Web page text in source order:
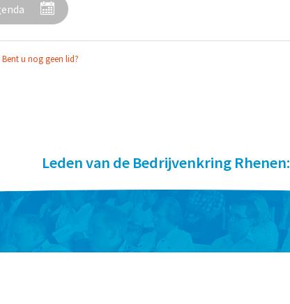
Bent u nog geen lid?
Leden van de Bedrijvenkring Rhenen: